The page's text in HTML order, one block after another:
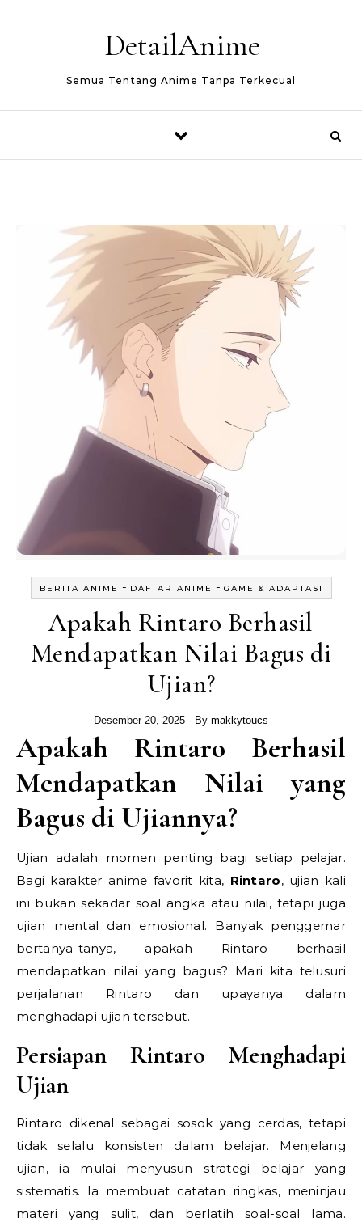
DetailAnime
Semua Tentang Anime Tanpa Terkecual
BERITA ANIME - DAFTAR ANIME - GAME & ADAPTASI
Apakah Rintaro Berhasil
Mendapatkan Nilai Bagus di
Ujian?
Desember 20, 2025 - By makkytoucs
Apakah Rintaro Berhasil
Mendapatkan Nilai yang
Bagus di Ujiannya?
Ujian adalah momen penting bagi setiap pelajar.
Bagi karakter anime favorit kita, Rintaro, ujian kali
ini bukan sekadar soal angka atau nilai, tetapi juga
ujian mental dan emosional. Banyak penggemar
bertanya-tanya, apakah Rintaro berhasil
mendapatkan nilai yang bagus? Mari kita telusuri
perjalanan Rintaro dan upayanya dalam
menghadapi ujian tersebut.
Persiapan Rintaro Menghadapi
Ujian
Rintaro dikenal sebagai sosok yang cerdas, tetapi
tidak selalu konsisten dalam belajar. Menjelang
ujian, ia mulai menyusun strategi belajar yang
sistematis. Ia membuat catatan ringkas, meninjau
materi yang sulit, dan berlatih soal-soal lama.